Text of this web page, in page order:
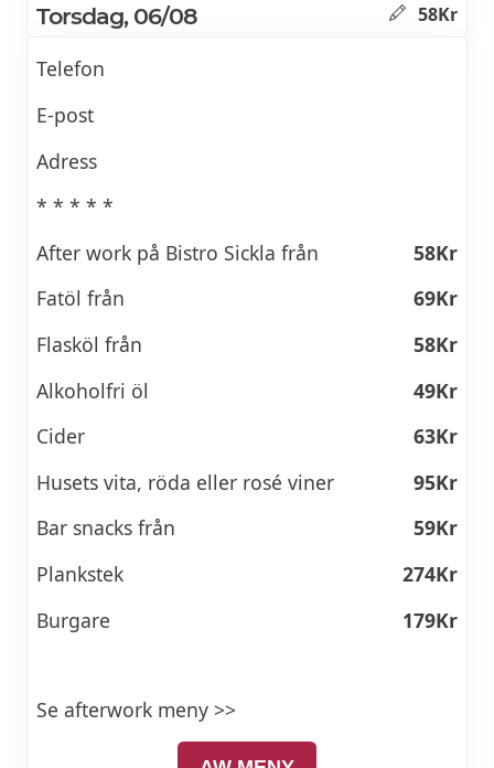
Torsdag, 06/08 58Kr
Telefon
E-post
Adress
* * * * *
After work på Bistro Sickla från
58Kr
Fatöl från
69Kr
Flasköl från
58Kr
Alkoholfri öl
49Kr
Cider
63Kr
Husets vita, röda eller rosé viner
95Kr
Bar snacks från
59Kr
Plankstek
274Kr
Burgare
179Kr
Se afterwork meny >>